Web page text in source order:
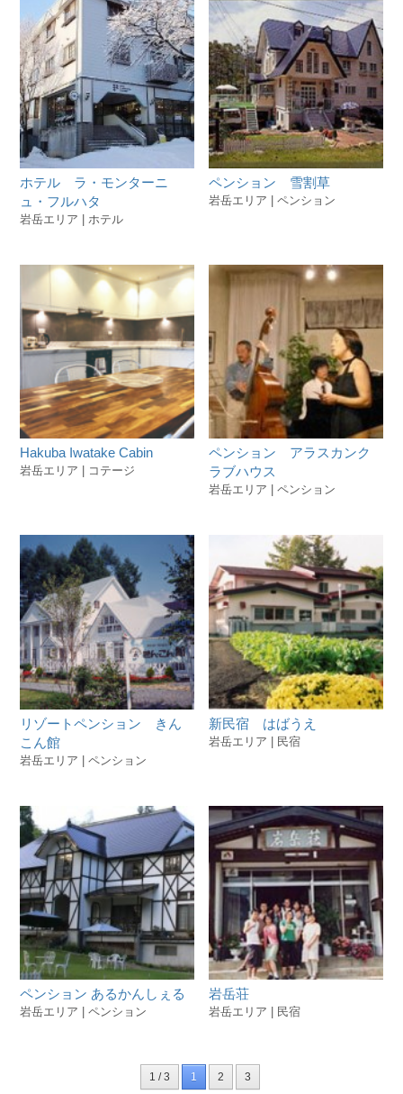
ホテル ラ・モンターニ
ュ・フルハタ
岩岳エリア | ホテル
ペンション 雪割草
岩岳エリア | ペンション
Hakuba Iwatake Cabin
岩岳エリア | コテージ
ペンション アラスカンク
ラブハウス
岩岳エリア | ペンション
リゾートペンション きん
こん館
岩岳エリア | ペンション
新民宿 はばうえ
岩岳エリア | 民宿
ペンション あるかんしぇる
岩岳エリア | ペンション
岩岳荘
岩岳エリア | 民宿
1 / 3 1 2 3